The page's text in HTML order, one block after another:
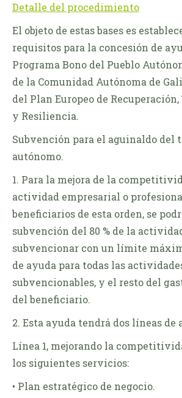
Detalle del procedimiento
El objeto de estas bases es
requisitos para la concesión de
Programa Bono del Pueblo
de la Comunidad Autónoma de
del Plan Europeo de
y Resiliencia.
Subvención para el aguinaldo del
autónomo.
1. Para la mejora de la
actividad empresarial o
beneficiarios de esta orden, se
subvención del 80 % de la
subvencionar con un límite
de ayuda para todas las
subvencionables, y el resto del
del beneficiario.
2. Esta ayuda tendrá dos líneas de
Línea 1, mejorando la
los siguientes servicios:
• Plan estratégico de negocio.